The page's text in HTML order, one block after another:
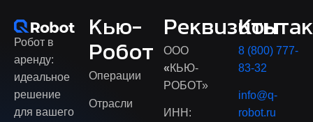
Робот в
аренду:
идеальное
решение
для вашего
Кью-
Робот
Операции
Отрасли
Реквизиты
ООО
«КЬЮ-
РОБОТ»
ИНН:
8 (800) 777-
83-32
info@q-
robot.ru